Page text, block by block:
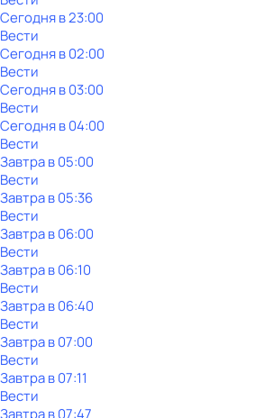
Сегодня в 23:00
Вести
Сегодня в 02:00
Вести
Сегодня в 03:00
Вести
Сегодня в 04:00
Вести
Завтра в 05:00
Вести
Завтра в 05:36
Вести
Завтра в 06:00
Вести
Завтра в 06:10
Вести
Завтра в 06:40
Вести
Завтра в 07:00
Вести
Завтра в 07:11
Вести
Завтра в 07:47